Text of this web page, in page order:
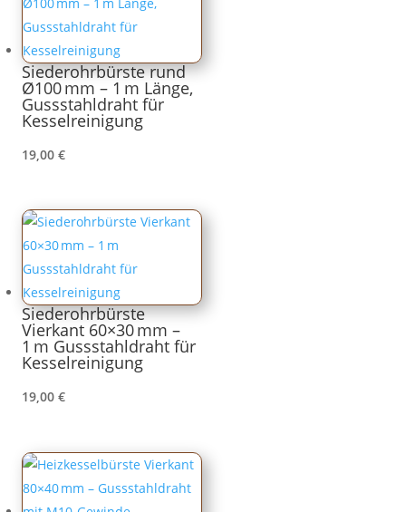
Siederohrbürste rund
Ø100 mm – 1 m Länge,
Gussstahldraht für
Kesselreinigung
19,00 €
Siederohrbürste
Vierkant 60×30 mm –
1 m Gussstahldraht für
Kesselreinigung
19,00 €